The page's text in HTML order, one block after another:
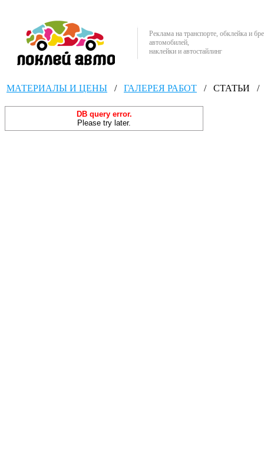
Реклама на транспорте, обклейка и
автомобилей,
наклейки и автостайлинг
МАТЕРИАЛЫ И ЦЕНЫ / ГАЛЕРЕЯ РАБОТ / СТАТЬИ /
DB query error.
Please try later.